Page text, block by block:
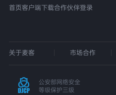
首页客户端下载合作伙伴登录
关于麦客 市场合作
公安部网络安全
等级保护三级